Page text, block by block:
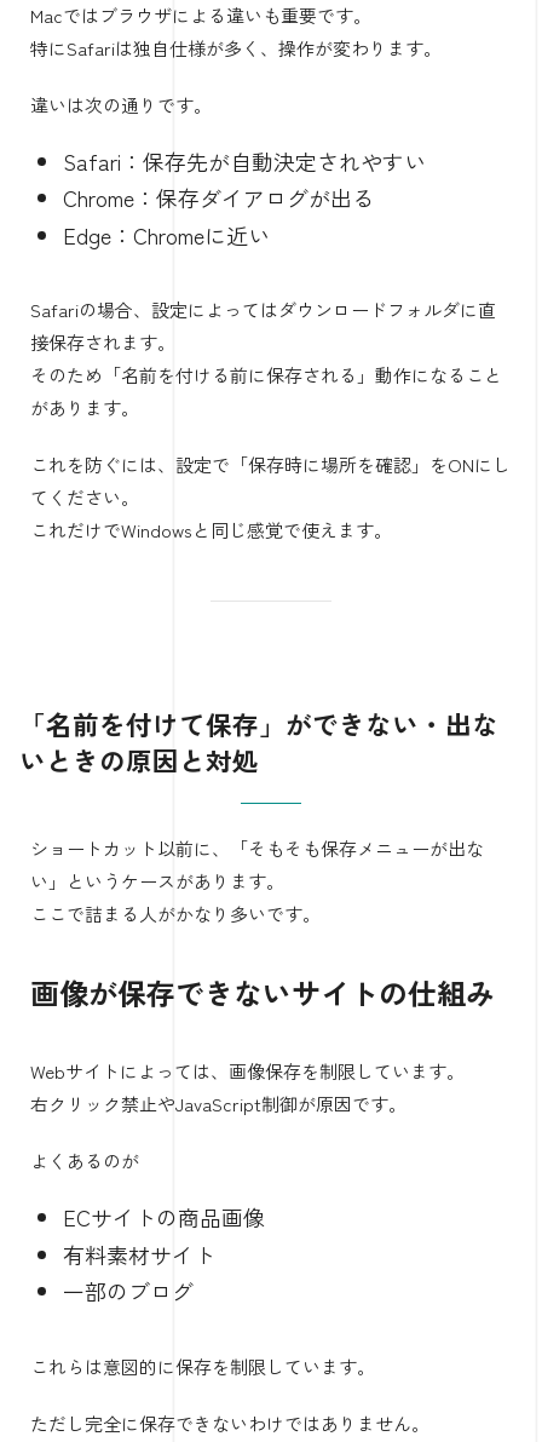
Macではブラウザによる違いも重要です。
特にSafariは独自仕様が多く、操作が変わります。
違いは次の通りです。
Safari：保存先が自動決定されやすい
Chrome：保存ダイアログが出る
Edge：Chromeに近い
Safariの場合、設定によってはダウンロードフォルダに直
接保存されます。
そのため「名前を付ける前に保存される」動作になること
があります。
これを防ぐには、設定で「保存時に場所を確認」をONにし
てください。
これだけでWindowsと同じ感覚で使えます。
「名前を付けて保存」ができない・出な
いときの原因と対処
ショートカット以前に、「そもそも保存メニューが出な
い」というケースがあります。
ここで詰まる人がかなり多いです。
画像が保存できないサイトの仕組み
Webサイトによっては、画像保存を制限しています。
右クリック禁止やJavaScript制御が原因です。
よくあるのが
ECサイトの商品画像
有料素材サイト
一部のブログ
これらは意図的に保存を制限しています。
ただし完全に保存できないわけではありません。